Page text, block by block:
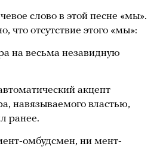
слово в этой песне «мы».
что отсутствие этого «мы»:
на весьма незавидную
акцепт
навязываемого властью,
ранее.
омбудсмен, ни мент-